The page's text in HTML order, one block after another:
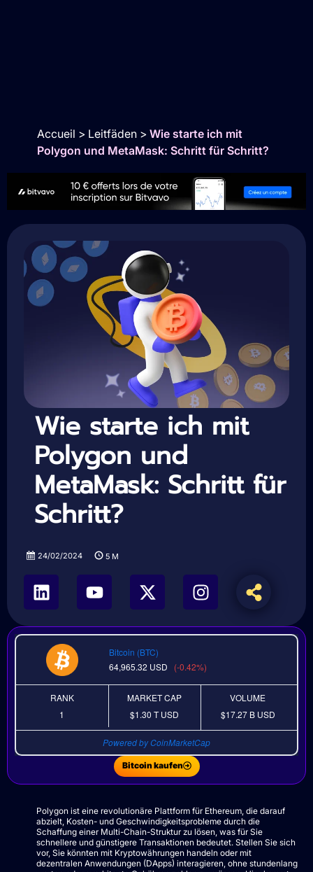
Accueil > Leitfäden> Wie starte ich mit
Polygon und MetaMask: Schritt für Schritt?
Wie starte ich mit
Polygon und
MetaMask: Schritt für
Schritt?
24/02/2024 5 M
Bitcoin (BTC)
64,965.32 USD (-0.42%)
RANK
1
MARKET CAP
$1.30 TUSD
VOLUME
$17.27 B USD
Powered by CoinMarketCap
Bitcoin kaufen
Polygon ist eine revolutionäre Plattform für Ethereum, die darauf
abzielt, Kosten- und Geschwindigkeitsprobleme durch die
Schaffung einer Multi-Chain-Struktur zu lösen, was für Sie
schnellere und günstigere Transaktionen bedeutet. Stellen Sie sich
vor, Sie könnten mit Kryptowährungen handeln oder mit
dezentralen Anwendungen (DApps) interagieren, ohne stundenlang